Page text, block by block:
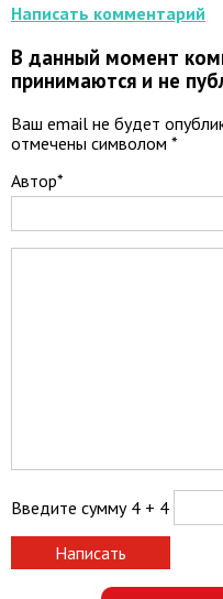
Написать комментарий
В данный момент
принимаются и не
Ваш email не будет
отмечены символом *
Автор*
Введите сумму 4 + 4
Написать